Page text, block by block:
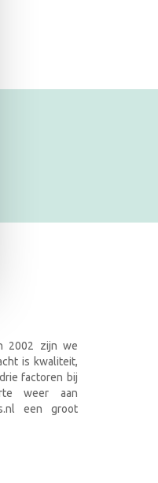
2002 zijn we
is kwaliteit,
factoren bij
weer aan
een groot